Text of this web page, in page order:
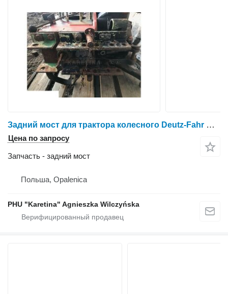
Задний мост для трактора колесного Deutz-Fahr Deutz fahr intrac 2004
Цена по запросу
Запчасть - задний мост
Польша, Opalenica
PHU "Karetina" Agnieszka Wilczyńska